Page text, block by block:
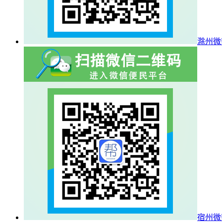
滁州
宿州